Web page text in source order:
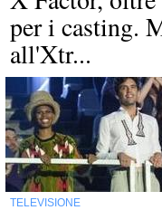
per i casting.
all'Xtr...
TELEVISIONE